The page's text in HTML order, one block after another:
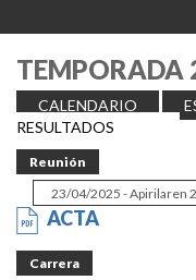
TEMPORADA
CALENDARIO
RESULTADOS
Reunión
ACTA
Carrera